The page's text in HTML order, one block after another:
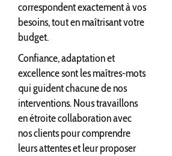
correspondent exactement à vos
besoins, tout en maîtrisant votre
budget.
Confiance, adaptation et
excellence sont les maîtres-mots
qui guident chacune de nos
interventions. Nous travaillons
en étroite collaboration avec
nos clients pour comprendre
leurs attentes et leur proposer